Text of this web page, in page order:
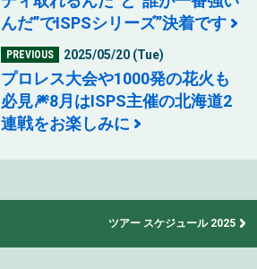
んだ”でISPSシリーズ”決着です
PREVIOUS 2025/05/20 (Tue)
プロレス大会や1000発の花火も
必見🎆8月はISPS主催の北海道2
連戦をお楽しみに
ツアー スケジュール 2025